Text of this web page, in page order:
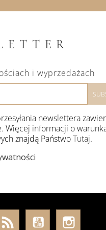
i wyprzedażach
newslettera
Więcej informacji o
znajdą PaństwoTutaj.